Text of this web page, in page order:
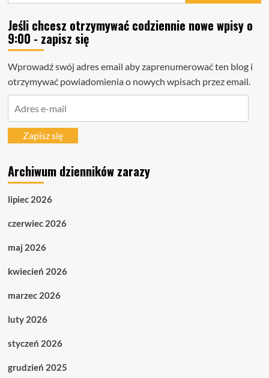
Jeśli chcesz otrzymywać codziennie nowe wpisy o
9:00 - zapisz się
Wprowadź swój adres email aby zaprenumerować ten blog i
otrzymywać powiadomienia o nowych wpisach przez email.
mailZapisz się
Archiwum dzienników zarazy
lipiec 2026
czerwiec 2026
maj 2026
kwiecień 2026
marzec 2026
luty 2026
styczeń 2026
grudzień 2025